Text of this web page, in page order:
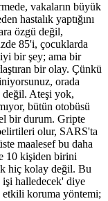
vakaların büyük
hastalık yaptığını
özgü değil,
85'i, çocuklarda
bir şey; ama bir
bir olay. Çünkü
orada
değil. Ateşi yok,
bütün otobüsü
bir durum. Gripte
olur, SARS'ta
maalesef bu daha
10 kişiden birini
hiç kolay değil. Bu
işi halledecek' diye
etkili koruma yöntemi;